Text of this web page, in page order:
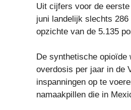
Uit cijfers voor de
juni landelijk slechts
opzichte van de 5.135
De synthetische opioïde
overdosis per jaar in de
inspanningen op te
namaakpillen die in